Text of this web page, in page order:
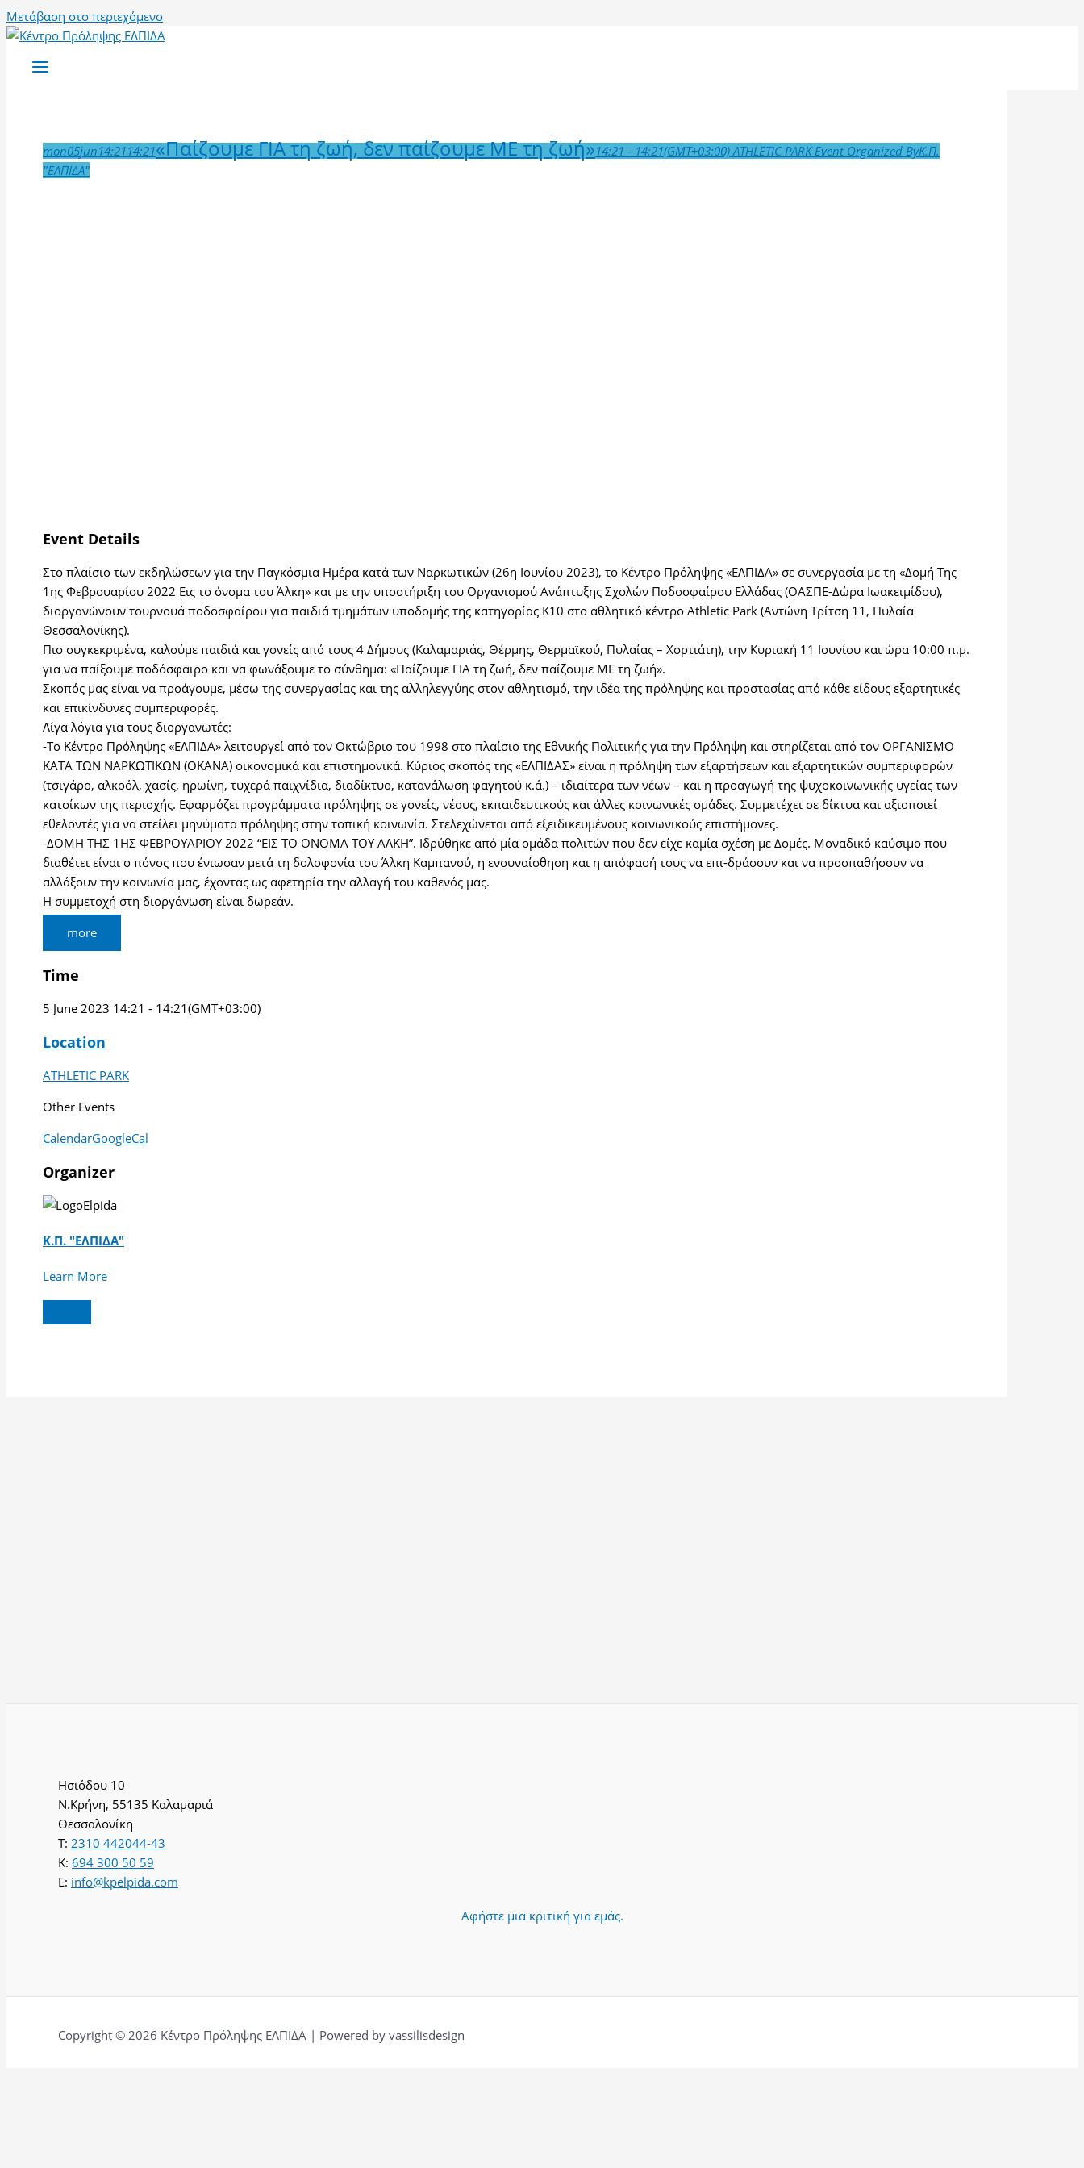
Μετάβαση στο περιεχόμενο
mon05jun14:2114:21«Παίζουμε ΓΙΑ τη ζωή, δεν παίζουμε ΜΕ τη ζωή»14:21 - 14:21(GMT+03:00) ATHLETIC PARK Event Organized ByΚ.Π.
"ΕΛΠΙΔΑ"
Event Details
Στo πλαίσιo των εκδηλώσεων για την Παγκόσμια Ημέρα κατά των Ναρκωτικών (26η Ιουνίου 2023), το Κέντρο Πρόληψης «ΕΛΠΙΔΑ» σε συνεργασία με τη «Δομή Της
1ης Φεβρουαρίου 2022 Εις το όνομα του Άλκη» και με την υποστήριξη του Οργανισμού Ανάπτυξης Σχολών Ποδοσφαίρου Ελλάδας (ΟΑΣΠΕ-Δώρα Ιωακειμίδου),
διοργανώνουν τουρνουά ποδοσφαίρου για παιδιά τμημάτων υποδομής της κατηγορίας Κ10 στο αθλητικό κέντρο Athletic Park (Αντώνη Τρίτση 11, Πυλαία
Θεσσαλονίκης).
Πιο συγκεκριμένα, καλούμε παιδιά και γονείς από τους 4 Δήμους (Καλαμαριάς, Θέρμης, Θερμαϊκού, Πυλαίας – Χορτιάτη), την Κυριακή 11 Ιουνίου και ώρα 10:00 π.μ.
για να παίξουμε ποδόσφαιρο και να φωνάξουμε το σύνθημα: «Παίζουμε ΓΙΑ τη ζωή, δεν παίζουμε ΜΕ τη ζωή».
Σκοπός μας είναι να προάγουμε, μέσω της συνεργασίας και της αλληλεγγύης στον αθλητισμό, την ιδέα της πρόληψης και προστασίας από κάθε είδους εξαρτητικές
και επικίνδυνες συμπεριφορές.
Λίγα λόγια για τους διοργανωτές:
-Το Κέντρο Πρόληψης «ΕΛΠΙΔΑ» λειτουργεί από τον Οκτώβριο του 1998 στο πλαίσιο της Εθνικής Πολιτικής για την Πρόληψη και στηρίζεται από τον ΟΡΓΑΝΙΣΜΟ
ΚΑΤΑ ΤΩΝ ΝΑΡΚΩΤΙΚΩΝ (ΟΚΑΝΑ) οικονομικά και επιστημονικά. Κύριος σκοπός της «ΕΛΠΙΔΑΣ» είναι η πρόληψη των εξαρτήσεων και εξαρτητικών συμπεριφορών
(τσιγάρο, αλκοόλ, χασίς, ηρωίνη, τυχερά παιχνίδια, διαδίκτυο, κατανάλωση φαγητού κ.ά.) – ιδιαίτερα των νέων – και η προαγωγή της ψυχοκοινωνικής υγείας των
κατοίκων της περιοχής. Εφαρμόζει προγράμματα πρόληψης σε γονείς, νέους, εκπαιδευτικούς και άλλες κοινωνικές ομάδες. Συμμετέχει σε δίκτυα και αξιοποιεί
εθελοντές για να στείλει μηνύματα πρόληψης στην τοπική κοινωνία. Στελεχώνεται από εξειδικευμένους κοινωνικούς επιστήμονες.
-ΔΟΜΗ ΤΗΣ 1ΗΣ ΦΕΒΡΟΥΑΡΙΟΥ 2022 “ΕΙΣ ΤΟ ΟΝΟΜΑ ΤΟΥ ΑΛΚΗ”. Ιδρύθηκε από μία ομάδα πολιτών που δεν είχε καμία σχέση με Δομές. Μοναδικό καύσιμο που
διαθέτει είναι ο πόνος που ένιωσαν μετά τη δολοφονία του Άλκη Καμπανού, η ενσυναίσθηση και η απόφασή τους να επι-δράσουν και να προσπαθήσουν να
αλλάξουν την κοινωνία μας, έχοντας ως αφετηρία την αλλαγή του καθενός μας.
Η συμμετοχή στη διοργάνωση είναι δωρεάν.
more
Time
5 June 2023 14:21 - 14:21(GMT+03:00)
Location
ATHLETIC PARK
Other Events
CalendarGoogleCal
Organizer
Κ.Π. "ΕΛΠΙΔΑ"
Learn More
Ησιόδου 10
Ν.Κρήνη, 55135 Καλαμαριά
Θεσσαλονίκη
T: 2310 442044-43
K: 694 300 50 59
E: info@kpelpida.com
Αφήστε μια κριτική για εμάς.
Copyright © 2026 Κέντρο Πρόληψης ΕΛΠΙΔΑ | Powered by vassilisdesign